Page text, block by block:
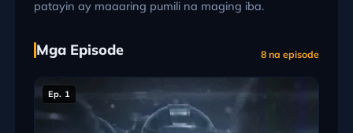
patayin ay maaaring pumili na maging iba.
Mga Episode 8 na episode
Ep. 1